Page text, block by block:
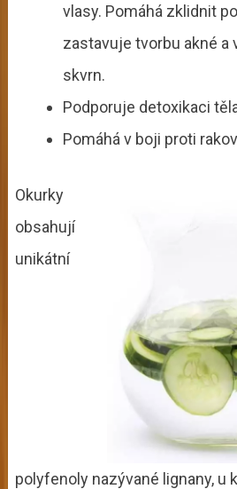
vlasy. Pomáhá zklidnit
zastavuje tvorbu akné a
skvrn.
Podporuje detoxikaci
Pomáhá v boji proti
Okurky
obsahují
unikátní
polyfenoly nazývané lignany, u